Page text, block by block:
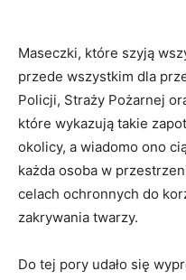
Maseczki, które szyją
przede wszystkim dla
Policji, Straży Pożarnej
które wykazują takie
okolicy, a wiadomo ono
każda osoba w
celach ochronnych do
zakrywania twarzy.
Do tej pory udało się